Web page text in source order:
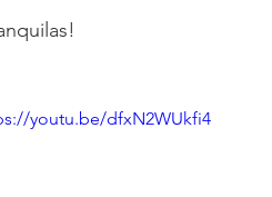
youtu.be/dfxN2WUkfi4